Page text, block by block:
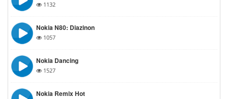
1132
Nokia N80: Diazinon
1057
Nokia Dancing
1527
Nokia Remix Hot